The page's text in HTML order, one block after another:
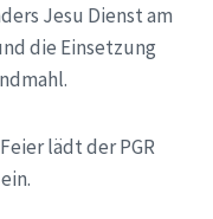
Jesu Dienst am
die Einsetzung
lädt der PGR